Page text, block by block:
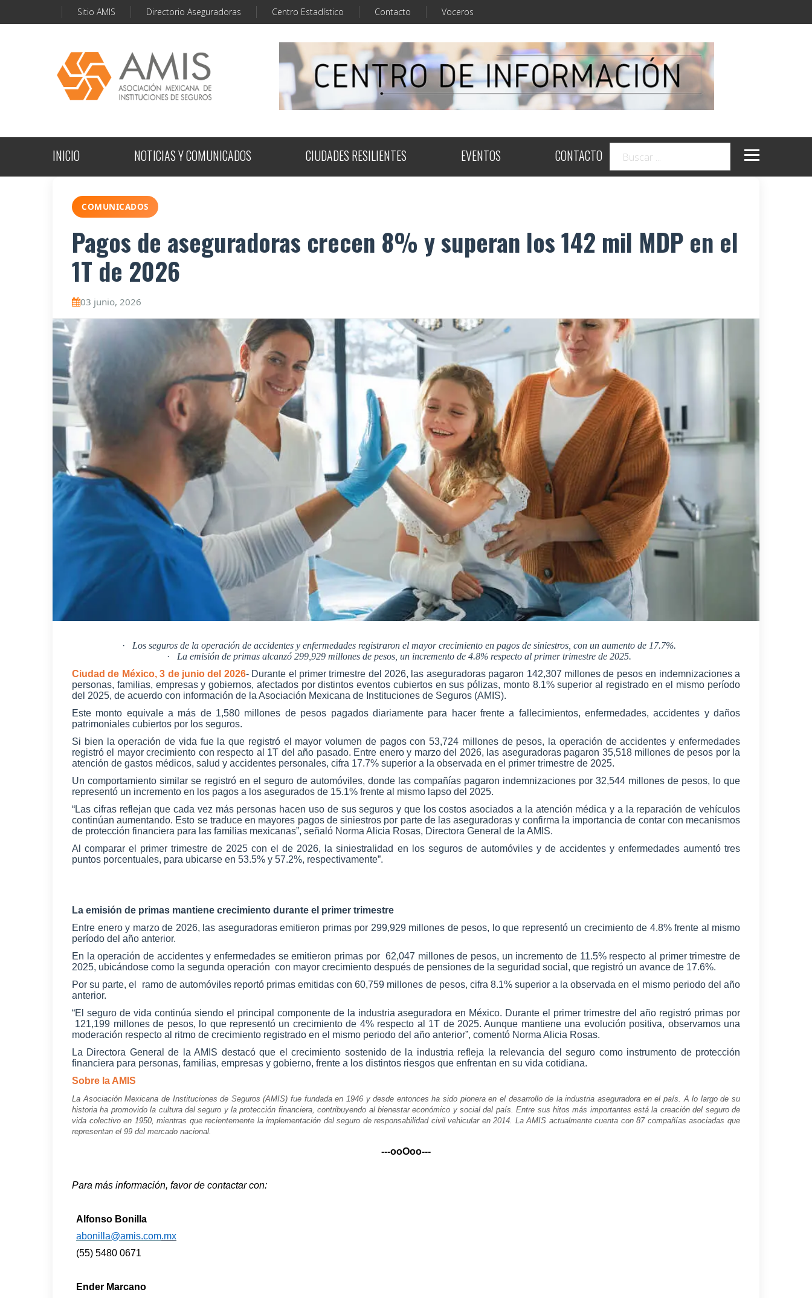
Sitio AMIS Directorio Aseguradoras Centro Estadístico Contacto Voceros
INICIO NOTICIAS Y COMUNICADOS CIUDADES RESILIENTES EVENTOS CONTACTO
COMUNICADOS
Pagos de aseguradoras crecen 8% y superan los 142 mil MDP en el
1T de 2026
03 junio, 2026
·
Los seguros de la operación de accidentes y enfermedades registraron el mayor crecimiento en pagos de siniestros, con un aumento de 17.7%.
·
La emisión de primas alcanzó 299,929 millones de pesos, un incremento de 4.8% respecto al primer trimestre de 2025.
Ciudad de México, 3 de junio del 2026- Durante el primer trimestre del 2026, las aseguradoras pagaron 142,307 millones de pesos en indemnizaciones a
personas, familias, empresas y gobiernos, afectados por distintos eventos cubiertos en sus pólizas, monto 8.1% superior al registrado en el mismo período
del 2025, de acuerdo con información de la Asociación Mexicana de Instituciones de Seguros (AMIS).
Este monto equivale a más de 1,580 millones de pesos pagados diariamente para hacer frente a fallecimientos, enfermedades, accidentes y daños
patrimoniales cubiertos por los seguros.
Si bien la operación de vida fue la que registró el mayor volumen de pagos con 53,724 millones de pesos, la operación de accidentes y enfermedades
registró el mayor crecimiento con respecto al 1T del año pasado. Entre enero y marzo del 2026, las aseguradoras pagaron 35,518 millones de pesos por la
atención de gastos médicos, salud y accidentes personales, cifra 17.7% superior a la observada en el primer trimestre de 2025.
Un comportamiento similar se registró en el seguro de automóviles, donde las compañías pagaron indemnizaciones por 32,544 millones de pesos, lo que
representó un incremento en los pagos a los asegurados de 15.1% frente al mismo lapso del 2025.
“Las cifras reflejan que cada vez más personas hacen uso de sus seguros y que los costos asociados a la atención médica y a la reparación de vehículos
continúan aumentando. Esto se traduce en mayores pagos de siniestros por parte de las aseguradoras y confirma la importancia de contar con mecanismos
de protección financiera para las familias mexicanas”, señaló Norma Alicia Rosas, Directora General de la AMIS.
Al comparar el primer trimestre de 2025 con el de 2026, la siniestralidad en los seguros de automóviles y de accidentes y enfermedades aumentó tres
puntos porcentuales, para ubicarse en 53.5% y 57.2%, respectivamente”.
La emisión de primas mantiene crecimiento durante el primer trimestre
Entre enero y marzo de 2026, las aseguradoras emitieron primas por 299,929 millones de pesos, lo que representó un crecimiento de 4.8% frente al mismo
período del año anterior.
En la operación de accidentes y enfermedades se emitieron primas por 62,047 millones de pesos, un incremento de 11.5% respecto al primer trimestre de
2025, ubicándose como la segunda operación con mayor crecimiento después de pensiones de la seguridad social, que registró un avance de 17.6%.
Por su parte, el
ramo de automóviles reportó primas emitidas con 60,759 millones de pesos, cifra 8.1% superior a la observada en el mismo periodo del año
anterior.
“El seguro de vida continúa siendo el principal componente de la industria aseguradora en México. Durante el primer trimestre del año registró primas por
121,199 millones de pesos, lo que representó un crecimiento de 4% respecto al 1T de 2025. Aunque mantiene una evolución positiva, observamos una
moderación respecto al ritmo de crecimiento registrado en el mismo periodo del año anterior”, comentó Norma Alicia Rosas.
La Directora General de la AMIS destacó que el crecimiento sostenido de la industria refleja la relevancia del seguro como instrumento de protección
financiera para personas, familias, empresas y gobierno, frente a los distintos riesgos que enfrentan en su vida cotidiana.
Sobre la AMIS
La Asociación Mexicana de Instituciones de Seguros (AMIS) fue fundada en 1946 y desde entonces ha sido pionera en el desarrollo de la industria aseguradora en el país. A lo largo de su
historia ha promovido la cultura del seguro y la protección financiera, contribuyendo al bienestar económico y social del país. Entre sus hitos más importantes está la creación del seguro de
vida colectivo en 1950, mientras que recientemente la implementación del seguro de responsabilidad civil vehicular en 2014. La AMIS actualmente cuenta con 87 compañías asociadas que
representan el 99 del mercado nacional.
---ooOoo---
Para más información, favor de contactar con:
Alfonso Bonilla
abonilla@amis.com.mx
(55) 5480 0671
Ender Marcano